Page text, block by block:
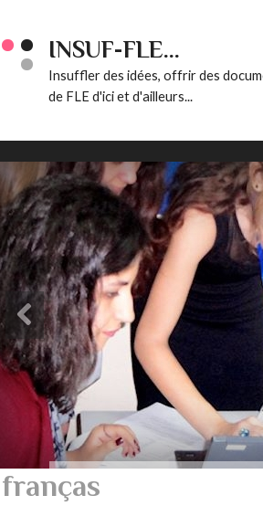
INSUF-FLE...
Insuffler des idées, offrir des
de FLE d'ici et d'ailleurs...
franças